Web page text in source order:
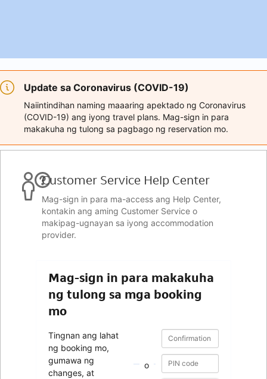
Update sa Coronavirus (COVID-19)
Naiintindihan naming maaaring apektado ng Coronavirus
(COVID-19) ang iyong travel plans. Mag-sign in para
makakuha ng tulong sa pagbago ng reservation mo.
Customer Service Help Center
Mag-sign in para ma-access ang Help Center,
kontakin ang aming Customer Service o
makipag-ugnayan sa iyong accommodation
provider.
Mag-sign in para makakuha
ng tulong sa mga booking
mo
Tingnan ang lahat
ng booking mo,
gumawa ng
changes, at
o
Confirmation
number
Confirmation
number